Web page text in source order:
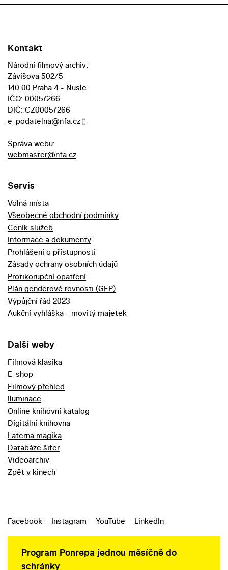
Kontakt
Národní filmový archiv:
Závišova 502/5
140 00 Praha 4 - Nusle
IČO: 00057266
DIČ: CZ00057266
e-podatelna@nfa.cz
Správa webu:
webmaster@nfa.cz
Servis
Volná místa
Všeobecné obchodní podmínky
Ceník služeb
Informace a dokumenty
Prohlášení o přístupnosti
Zásady ochrany osobních údajů
Protikorupční opatření
Plán genderové rovnosti (GEP)
Výpůjční řád 2023
Aukční vyhláška - movitý majetek
Další weby
Filmová klasika
E-shop
Filmový přehled
Iluminace
Online knihovní katalog
Digitální knihovna
Laterna magika
Databáze šifer
Videoarchiv
Zpět v kinech
Facebook Instagram YouTube LinkedIn
Program Ponrepa jednou měsíčně do
schránky